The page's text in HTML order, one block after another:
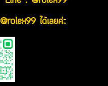
ได้เลยค่ะ